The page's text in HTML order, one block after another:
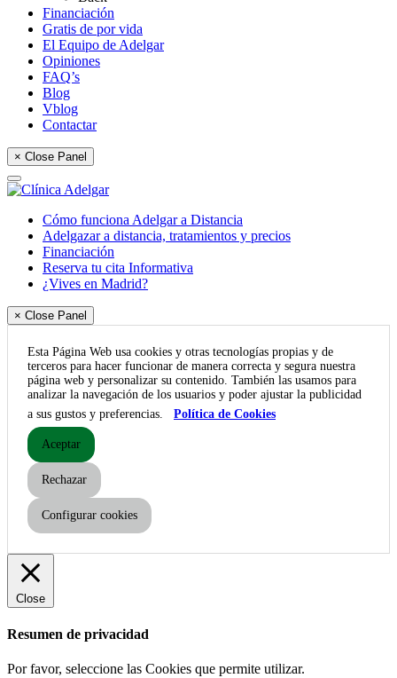
Financiación
Gratis de por vida
El Equipo de Adelgar
Opiniones
FAQ’s
Blog
Vblog
Contactar
× Close Panel
Cómo funciona Adelgar a Distancia
Adelgazar a distancia, tratamientos y precios
Financiación
Reserva tu cita Informativa
¿Vives en Madrid?
× Close Panel
Esta Página Web usa cookies y otras tecnologías propias y de
terceros para hacer funcionar de manera correcta y segura nuestra
página web y personalizar su contenido. También las usamos para
analizar la navegación de los usuarios y poder ajustar la publicidad
a sus gustos y preferencias.
Política de Cookies
Aceptar
Rechazar
Configurar cookies
Close
Resumen de privacidad
Por favor, seleccione las Cookies que permite utilizar.